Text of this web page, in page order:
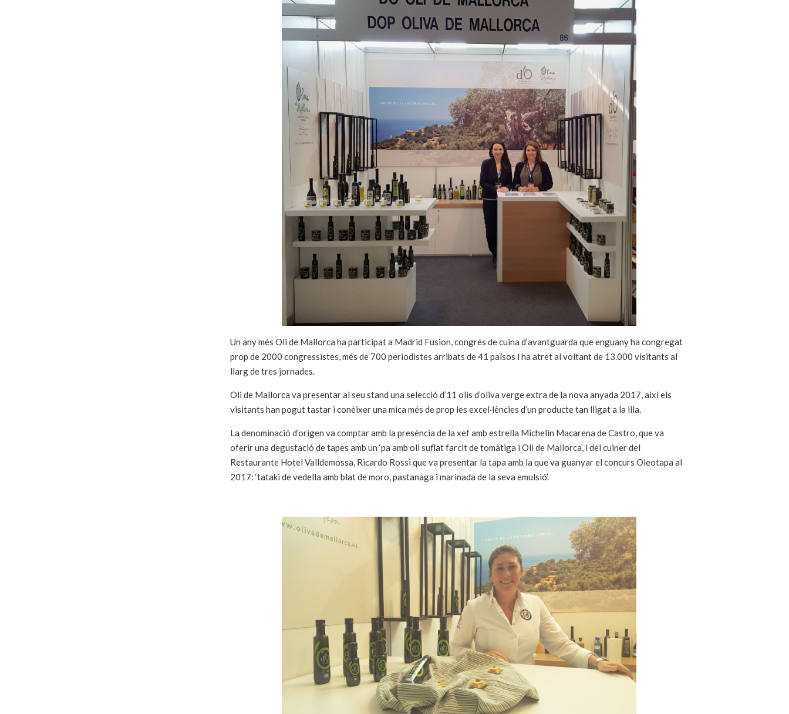
Un any més Oli de Mallorca ha participat a Madrid Fusion, congrés de cuina d’avantguarda que enguany ha congregat
prop de 2000 congressistes, més de 700 periodistes arribats de 41 països i ha atret al voltant de 13.000 visitants al
llarg de tres jornades.
Oli de Mallorca va presentar al seu stand una selecció d’11 olis d’oliva verge extra de la nova anyada 2017, així els
visitants han pogut tastar i conèixer una mica més de prop les excel·lències d’un producte tan lligat a la illa.
La denominació d’origen va comptar amb la presència de la xef amb estrella Michelin Macarena de Castro, que va
oferir una degustació de tapes amb un ‘pa amb oli suflat farcit de tomàtiga i Oli de Mallorca’, i del cuiner del
Restaurante Hotel Valldemossa, Ricardo Rossi que va presentar la tapa amb la que va guanyar el concurs Oleotapa al
2017: ‘tataki de vedella amb blat de moro, pastanaga i marinada de la seva emulsió’.